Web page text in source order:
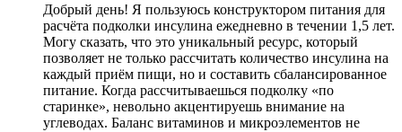
Добрый день! Я пользуюсь конструктором питания для
расчёта подколки инсулина ежедневно в течении 1,5 лет.
Могу сказать, что это уникальный ресурс, который
позволяет не только рассчитать количество инсулина на
каждый приём пищи, но и составить сбалансированное
питание. Когда рассчитываешься подколку «по
старинке», невольно акцентируешь внимание на
углеводах. Баланс витаминов и микроэлементов не